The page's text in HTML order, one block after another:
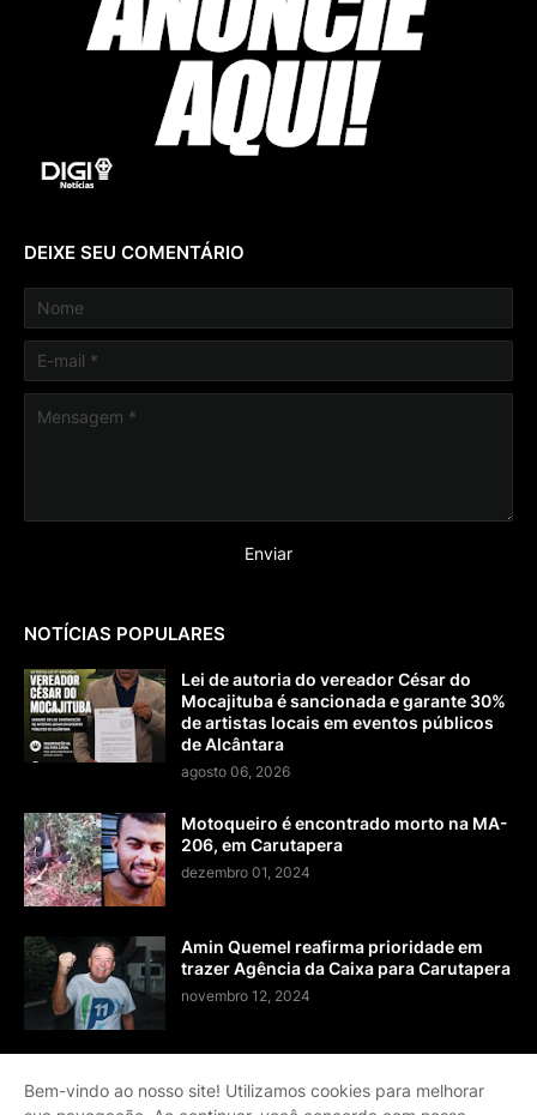
DEIXE SEU COMENTÁRIO
NOTÍCIAS POPULARES
Lei de autoria do vereador César do
Mocajituba é sancionada e garante 30%
de artistas locais em eventos públicos
de Alcântara
agosto 06, 2026
Motoqueiro é encontrado morto na MA-
206, em Carutapera
dezembro 01, 2024
Amin Quemel reafirma prioridade em
trazer Agência da Caixa para Carutapera
novembro 12, 2024
Bem-vindo ao nosso site! Utilizamos cookies para melhorar